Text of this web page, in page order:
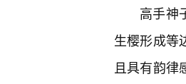
高手神
生樱形成等
且具有韵律